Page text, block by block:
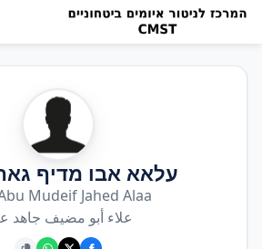
עלאא אבו מדיף
Mudeif Jahed Alaa
علاء أبو مضيف جاهد